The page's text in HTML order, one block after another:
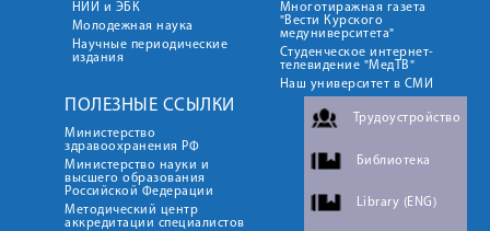
НИИ и ЭБК
Молодежная наука
Научные периодические
издания
Многотиражная газета
"Вести Курского
медуниверситета"
Студенческое интернет-
телевидение "МедТВ"
Наш университет в СМИ
ПОЛЕЗНЫЕ ССЫЛКИ
Министерство
здравоохранения РФ
Министерство науки и
высшего образования
Российской Федерации
Методический центр
аккредитации специалистов
Трудоустройство
Библиотека
Library (ENG)